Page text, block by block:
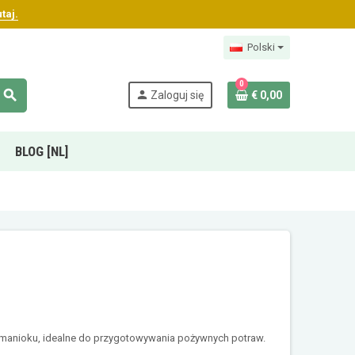
Polski
search person Zaloguj się
0
€ 0,00
BLOG [NL]
idealne do przygotowywania pożywnych potraw.